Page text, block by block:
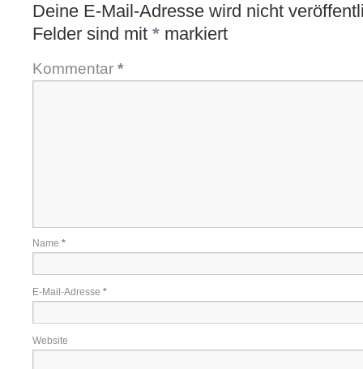
Deine E-Mail-Adresse wird nicht
Felder sind mit * markiert
Kommentar *
Name *
E-Mail-Adresse *
Website